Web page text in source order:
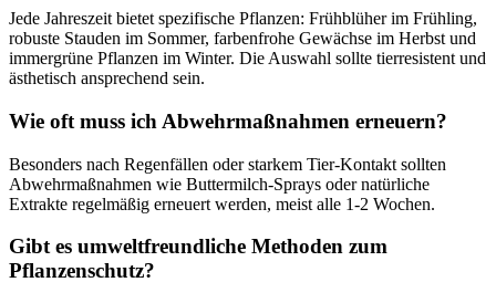
Jede Jahreszeit bietet spezifische Pflanzen: Frühblüher im Frühling,
robuste Stauden im Sommer, farbenfrohe Gewächse im Herbst und
immergrüne Pflanzen im Winter. Die Auswahl sollte tierresistent und
ästhetisch ansprechend sein.
Wie oft muss ich Abwehrmaßnahmen erneuern?
Besonders nach Regenfällen oder starkem Tier-Kontakt sollten
Abwehrmaßnahmen wie Buttermilch-Sprays oder natürliche
Extrakte regelmäßig erneuert werden, meist alle 1-2 Wochen.
Gibt es umweltfreundliche Methoden zum
Pflanzenschutz?